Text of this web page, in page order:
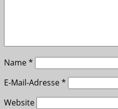
Name*
E-Mail-Adresse*
Website